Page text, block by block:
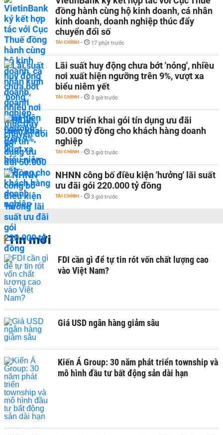
đồng hành cùng hộ kinh doanh, cá nhân
kinh doanh, doanh nghiệp thúc đẩy
chuyển đổi số
TÀI CHÍNH - 17 phút trước
Lãi suất huy động chưa bớt 'nóng', nhiều
nơi xuất hiện ngưỡng trên 9%, vượt xa
biểu niêm yết
TÀI CHÍNH - 3 giờ trước
BIDV triển khai gói tín dụng ưu đãi
50.000 tỷ đồng cho khách hàng doanh
nghiệp
TÀI CHÍNH - 3 giờ trước
NHNN công bố điều kiện 'hưởng' lãi suất
ưu đãi gói 220.000 tỷ đồng
TÀI CHÍNH - 3 giờ trước
Tin mới
FDI cần gì để tự tin rót vốn chất lượng cao
vào Việt Nam?
Giá USD ngân hàng giảm sâu
Kiến Á Group: 30 năm phát triển township và
mô hình đầu tư bất động sản dài hạn